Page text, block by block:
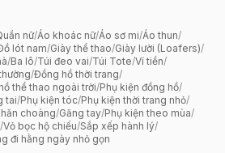
nữ/Áo khoác nữ/Áo sơ mi/Áo thun/
lót nam/Giày thể thao/Giày lười (Loafers)/
/Ba lô/Túi đeo vai/Túi Tote/Ví tiền/
/Đồng hồ thời trang/
thể thao ngoài trời/Phụ kiện đồng hồ/
tai/Phụ kiện tóc/Phụ kiện thời trang nhỏ/
choàng/Găng tay/Phụ kiện theo mùa/
/Vỏ bọc hộ chiếu/Sắp xếp hành lý/
đi hằng ngày nhỏ gọn